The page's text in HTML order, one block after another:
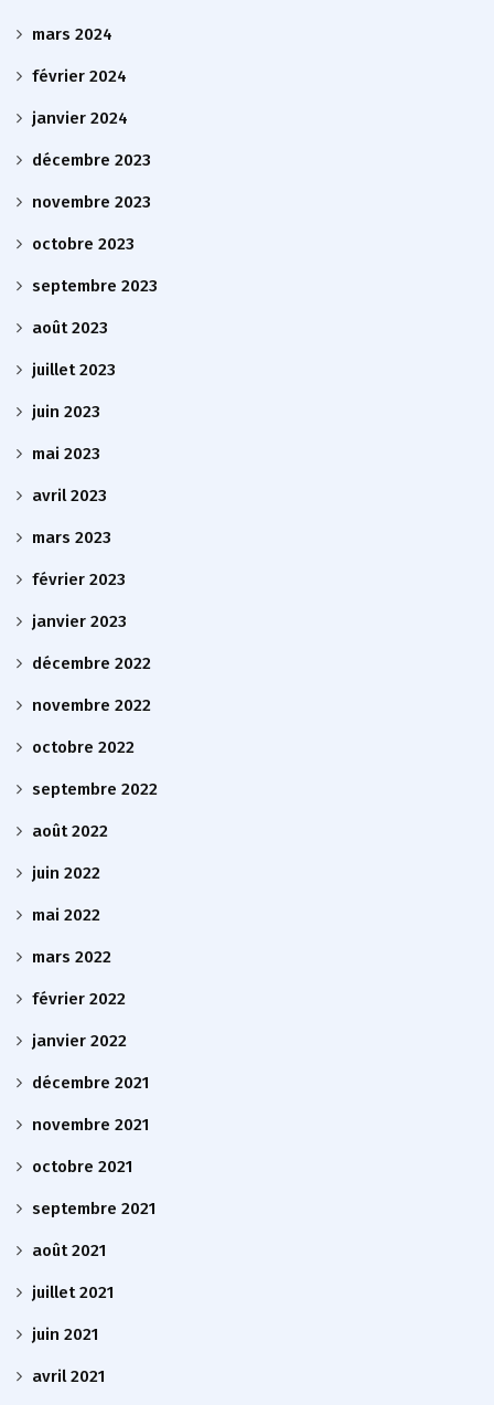
mars 2024
février 2024
janvier 2024
décembre 2023
novembre 2023
octobre 2023
septembre 2023
août 2023
juillet 2023
juin 2023
mai 2023
avril 2023
mars 2023
février 2023
janvier 2023
décembre 2022
novembre 2022
octobre 2022
septembre 2022
août 2022
juin 2022
mai 2022
mars 2022
février 2022
janvier 2022
décembre 2021
novembre 2021
octobre 2021
septembre 2021
août 2021
juillet 2021
juin 2021
avril 2021